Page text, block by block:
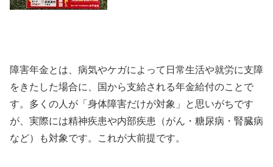
障害年金とは、病気やケガによって日常生活や就労に支障
をきたした場合に、国から支給される年金給付のことで
す。多くの人が「身体障害だけが対象」と思いがちです
が、実際には精神疾患や内部疾患（がん・糖尿病・腎臓病
など）も対象です。これが大前提です。